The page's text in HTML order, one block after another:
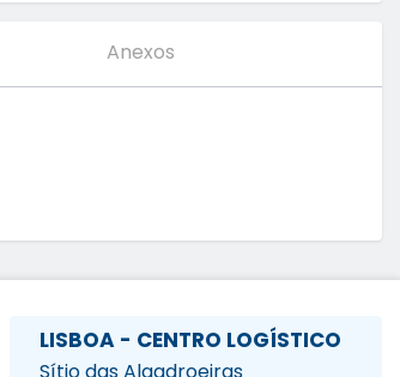
Anexos
LISBOA - CENTRO LOGÍSTICO
Sítio das Algadroeiras